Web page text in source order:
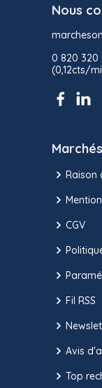
Nous
0 820 320
(0,12cts/
Raison
CGV
Fil RSS
Avis
Top